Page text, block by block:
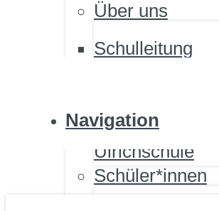
Über uns
Schulleitung
Fördernde
Renovierung der
Ulrichschule
Schüler*innen
Navigation